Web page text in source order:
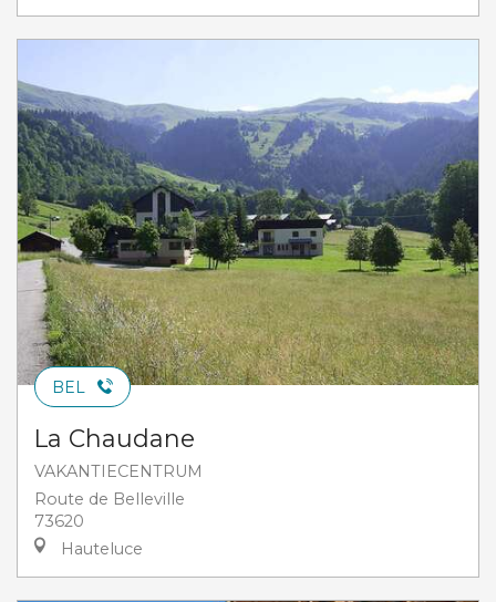
BEL
La Chaudane
VAKANTIECENTRUM
Route de Belleville
73620
Hauteluce